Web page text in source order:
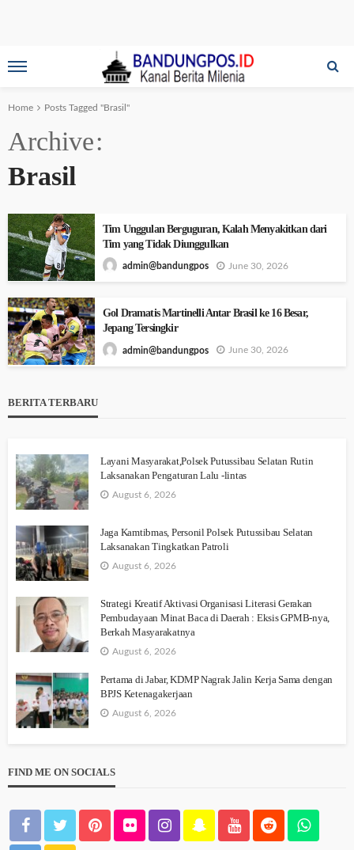
Home Posts Tagged "Brasil"
Archive
Brasil
Tim Unggulan Berguguran, Kalah Menyakitkan dari
Tim yang Tidak Diunggulkan
admin@bandungpos June 30, 2026
Gol Dramatis Martinelli Antar Brasil ke 16 Besar,
Jepang Tersingkir
admin@bandungpos June 30, 2026
BERITA TERBARU
Layani Masyarakat,Polsek Putussibau Selatan Rutin
Laksanakan Pengaturan Lalu -lintas
August 6, 2026
Jaga Kamtibmas, Personil Polsek Putussibau Selatan
Laksanakan Tingkatkan Patroli
August 6, 2026
Strategi Kreatif Aktivasi Organisasi Literasi Gerakan
Pembudayaan Minat Baca di Daerah : Eksis GPMB-nya,
Berkah Masyarakatnya
August 6, 2026
Pertama di Jabar, KDMP Nagrak Jalin Kerja Sama dengan
BPJS Ketenagakerjaan
August 6, 2026
FIND ME ON SOCIALS